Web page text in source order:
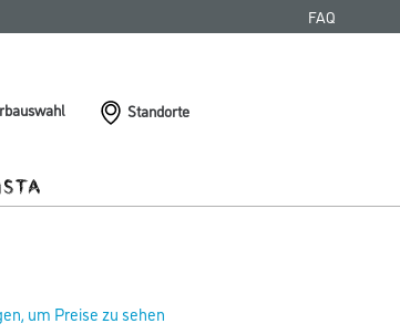
FAQ
Standorte
um Preise zu sehen